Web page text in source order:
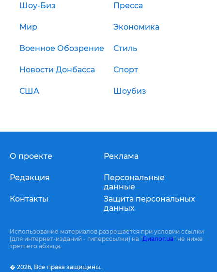
Шоу-Биз Пресса
Мир Экономика
Военное Обозрение Стиль
Новости Донбасса Спорт
США Шоубиз
О проекте
Редакция
Контакты
Реклама
Персональные
данные
Защита персональных
данных
Использование материалов разрешается при условии ссылки
(для интернет-изданий - гиперссылки) на "Диалог.ua" не ниже
третьего абзаца.
� 2026, Все права защищены.